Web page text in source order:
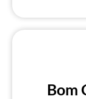
Bom